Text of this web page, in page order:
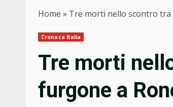
Home » Tre morti nello scontro tra
Cronaca Italia
Tre morti
furgone a